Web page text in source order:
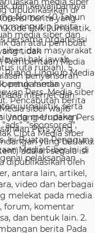
dan kewajibannya
Nomor 40 Tahun
Kode Etik Jurnalistik.
bersama organisasi
dan masyarakat
Pemberitaan Media
Ruang Lingkup Media
bentuk media yang
internet dan
jurnalistik, serta
Undang-Undang Pers
Pers yang
Isi Buatan Pengguna
adalah segala isi
dipublikasikan oleh
antara lain, artikel,
video dan berbagai
melekat pada media
forum, komentar
dan bentuk lain. 2.
berita Pada